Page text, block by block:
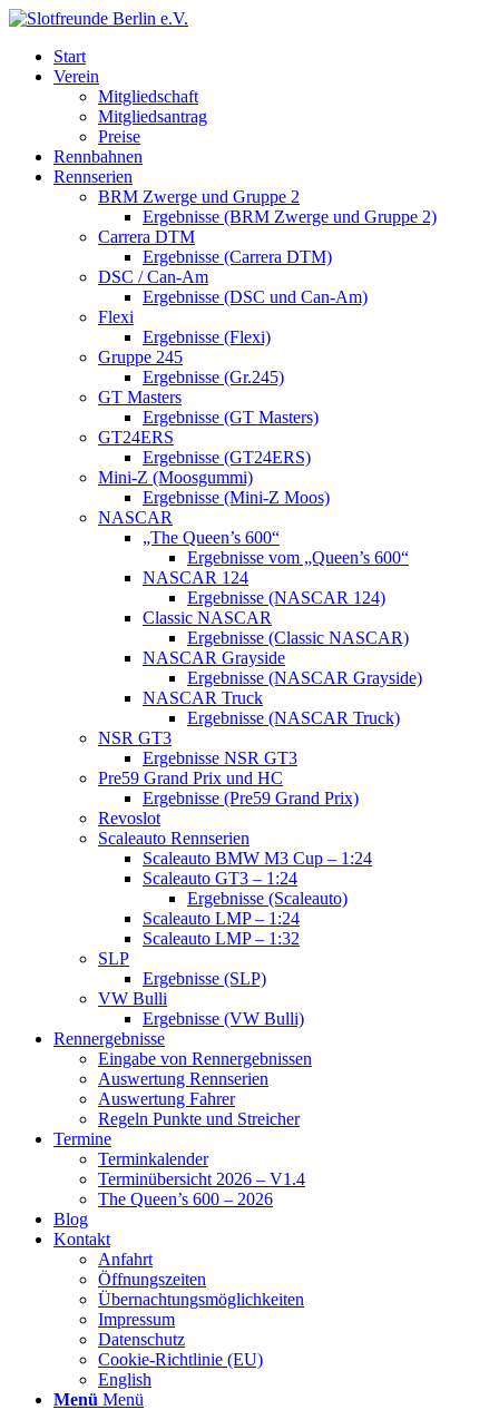
Start
Verein
Mitgliedschaft
Mitgliedsantrag
Preise
Rennbahnen
Rennserien
BRM Zwerge und Gruppe 2
Ergebnisse (BRM Zwerge und Gruppe 2)
Carrera DTM
Ergebnisse (Carrera DTM)
DSC / Can-Am
Ergebnisse (DSC und Can-Am)
Flexi
Ergebnisse (Flexi)
Gruppe 245
Ergebnisse (Gr.245)
GT Masters
Ergebnisse (GT Masters)
GT24ERS
Ergebnisse (GT24ERS)
Mini-Z (Moosgummi)
Ergebnisse (Mini-Z Moos)
NASCAR
„The Queen’s 600“
Ergebnisse vom „Queen’s 600“
NASCAR 124
Ergebnisse (NASCAR 124)
Classic NASCAR
Ergebnisse (Classic NASCAR)
NASCAR Grayside
Ergebnisse (NASCAR Grayside)
NASCAR Truck
Ergebnisse (NASCAR Truck)
NSR GT3
Ergebnisse NSR GT3
Pre59 Grand Prix und HC
Ergebnisse (Pre59 Grand Prix)
Revoslot
Scaleauto Rennserien
Scaleauto BMW M3 Cup – 1:24
Scaleauto GT3 – 1:24
Ergebnisse (Scaleauto)
Scaleauto LMP – 1:24
Scaleauto LMP – 1:32
SLP
Ergebnisse (SLP)
VW Bulli
Ergebnisse (VW Bulli)
Rennergebnisse
Eingabe von Rennergebnissen
Auswertung Rennserien
Auswertung Fahrer
Regeln Punkte und Streicher
Termine
Terminkalender
Terminübersicht 2026 – V1.4
The Queen’s 600 – 2026
Blog
Kontakt
Anfahrt
Öffnungszeiten
Übernachtungsmöglichkeiten
Impressum
Datenschutz
Cookie-Richtlinie (EU)
English
Menü Menü